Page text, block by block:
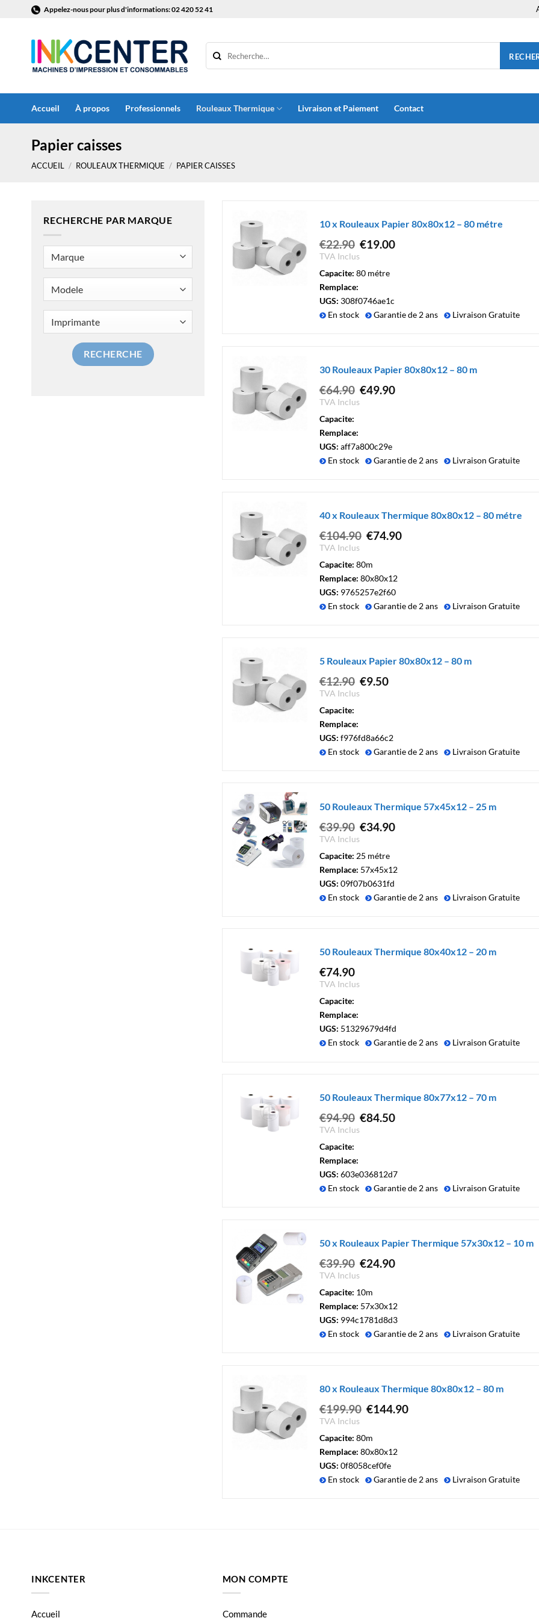
contenu
Appelez-nous pour plus d'informations: 02 420 52 41
Accueil À propos Professionnels Rouleaux Thermique Livraison et Paiement Contact
Papier caisses
ACCUEIL / ROULEAUX THERMIQUE / PAPIER CAISSES
RECHERCHE PAR MARQUE
RECHERCHE
10 x Rouleaux Papier 80x80x12 – 80 métre
€22.90 Le
prix
initial
€22.90.
€19.00Le
TVA Inclus
Capacite: 80 métre
Remplace:
UGS: 308f0746ae1c
En stock
Garantie de 2 ans Livraison Gratuite
30 Rouleaux Papier 80x80x12 – 80 m
€64.90 Le
prix
€64.90.
€49.90Le
TVA Inclus
Capacite:
Remplace:
UGS: aff7a800c29e
En stock
Garantie de 2 ans Livraison Gratuite
40 x Rouleaux Thermique 80x80x12 – 80 métre
€104.90 Le
était :
€104.90.
€74.90Le
TVA Inclus
Capacite: 80m
Remplace: 80x80x12
UGS: 9765257e2f60
En stock
Garantie de 2 ans Livraison Gratuite
5 Rouleaux Papier 80x80x12 – 80 m
€12.90 Le
prix
€12.90.
€9.50Le
€9.50.
TVA Inclus
Capacite:
Remplace:
UGS: f976fd8a66c2
En stock
Garantie de 2 ans Livraison Gratuite
50 Rouleaux Thermique 57x45x12 – 25 m
€39.90 Le
prix
initial
était :
€39.90.
€34.90Le
est :
TVA Inclus
Capacite: 25 métre
Remplace: 57x45x12
UGS: 09f07b0631fd
En stock
Garantie de 2 ans Livraison Gratuite
50 Rouleaux Thermique 80x40x12 – 20 m
€74.90
TVA Inclus
Capacite:
Remplace:
UGS: 51329679d4fd
En stock
Garantie de 2 ans Livraison Gratuite
50 Rouleaux Thermique 80x77x12 – 70 m
€94.90 Le
prix
€94.90.
€84.50Le
€84.50.
TVA Inclus
Capacite:
Remplace:
UGS: 603e036812d7
En stock
Garantie de 2 ans Livraison Gratuite
50 x Rouleaux Papier Thermique 57x30x12 – 10 m
€39.90 Le
prix
initial
était :
€39.90.
€24.90Le
est :
€24.90.
TVA Inclus
Capacite: 10m
Remplace: 57x30x12
UGS: 994c1781d8d3
En stock
Garantie de 2 ans Livraison Gratuite
80 x Rouleaux Thermique 80x80x12 – 80 m
€199.90 Le
était :
€199.90.
€144.90Le
TVA Inclus
Capacite: 80m
Remplace: 80x80x12
UGS: 0f8058cef0fe
En stock
Garantie de 2 ans Livraison Gratuite
INKCENTER
Accueil
MON COMPTE
Commande